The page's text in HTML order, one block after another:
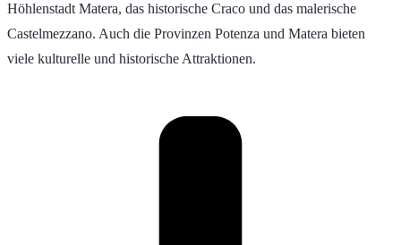
Höhlenstadt Matera, das historische Craco und das malerische
Castelmezzano. Auch die Provinzen Potenza und Matera bieten
viele kulturelle und historische Attraktionen.